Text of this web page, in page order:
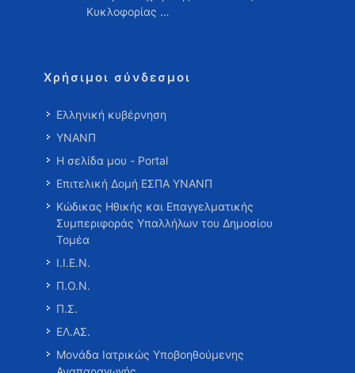
Κυκλοφορίας …
Χρήσιμοι σύνδεσμοι
Ελληνική κυβέρνηση
ΥΝΑΝΠ
Η σελίδα μου - Portal
Επιτελική Δομή ΕΣΠΑ ΥΝΑΝΠ
Κώδικας Ηθικής και Επαγγελματικής
Συμπεριφοράς Υπαλλήλων του Δημοσίου
Τομέα
Ι.Ι.Ε.Ν.
Π.Ο.Ν.
Π.Σ.
ΕΛ.ΑΣ.
Μονάδα Ιατρικώς Υποβοηθούμενης